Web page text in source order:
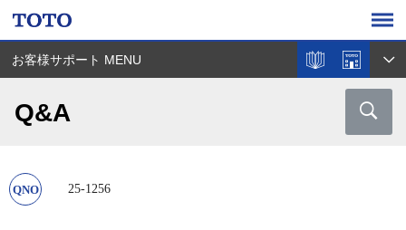
お客様サポート MENU
Q&A
25-1256